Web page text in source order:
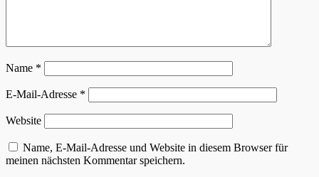
Name *
E-Mail-Adresse *
Website
Name, E-Mail-Adresse und Website in diesem Browser für
meinen nächsten Kommentar speichern.